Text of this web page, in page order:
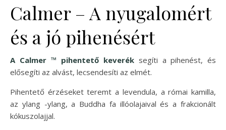
Calmer – A nyugalomért
és a jó pihenésért
A Calmer ™ pihentető keverék segíti a pihenést, és
elősegíti az alvást, lecsendesíti az elmét.
Pihentető érzéseket teremt a levendula, a római kamilla,
az ylang -ylang, a Buddha fa illóolajaival és a frakcionált
kókuszolajjal.